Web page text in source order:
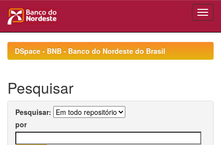
navigationDSpace - BNB - Banco do Nordeste do Brasil
Pesquisar
Pesquisar:
por